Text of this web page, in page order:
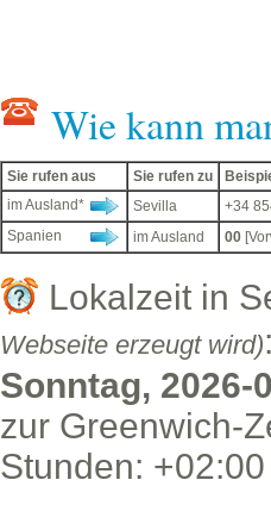
Wie kann
Sie rufen aus Sie rufen zu
im Ausland*
Sevilla
+34
Spanien
im Ausland 00
Lokalzeit in
Webseite erzeugt wird)
Sonntag, 2026-
zur Greenwich-
Stunden: